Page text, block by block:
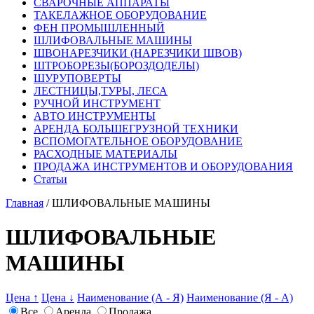
СВАРОЧНЫЕ АППАРАТЫ
ТАКЕЛАЖНОЕ ОБОРУДОВАНИЕ
ФЕН ПРОМЫШЛЕННЫЙ
ШЛИФОВАЛЬНЫЕ МАШИНЫ
ШВОНАРЕЗЧИКИ (НАРЕЗЧИКИ ШВОВ)
ШТРОБОРЕЗЫ(БОРОЗДОДЕЛЫ)
ШУРУПОВЕРТЫ
ЛЕСТНИЦЫ,ТУРЫ, ЛЕСА
РУЧНОЙ ИНСТРУМЕНТ
АВТО ИНСТРУМЕНТЫ
АРЕНДА БОЛЬШЕГРУЗНОЙ ТЕХНИКИ
ВСПОМОГАТЕЛЬНОЕ ОБОРУДОВАНИЕ
РАСХОДНЫЕ МАТЕРИАЛЫ
ПРОДАЖА ИНСТРУМЕНТОВ И ОБОРУДОВАНИЯ
Статьи
Главная / ШЛИФОВАЛЬНЫЕ МАШИНЫ
ШЛИФОВАЛЬНЫЕ
МАШИНЫ
Цена ↑ Цена ↓ Наименование (А - Я) Наименование (Я - А)
Все
Аренда Продажа